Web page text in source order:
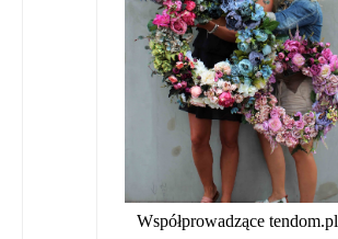
Współprowadzące tendom.pl